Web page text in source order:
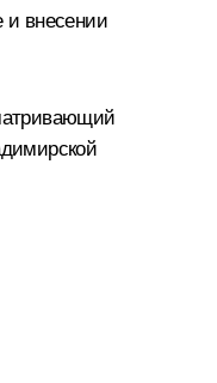
и внесении